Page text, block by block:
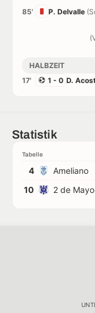
85' P. Delvalle
HALBZEIT
17'
1 - 0 D.
Statistik
Tabelle
4 Ameliano
10
2 de Mayo